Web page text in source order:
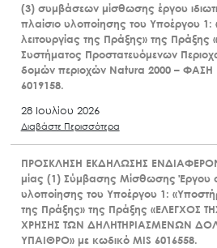
(3) συμβάσεων μίσθωσης έργου
πλαίσιο υλοποίησης του Υποέργου 1:
λειτουργίας της Πράξης» της
Συστήματος Προστατευόμενων
δομών περιοχών Natura 2000 – ΦΑΣΗ
6019158.
28 Ιουλίου 2026
Διαβάστε Περισσότερα
ΠΡΟΣΚΛΗΣΗ ΕΚΔΗΛΩΣΗΣ
μίας (1) Σύμβασης Μίσθωσης Έργου
υλοποίησης του Υποέργου 1:
της Πράξης» της Πράξης «ΕΛΕΓΧΟΣ
ΧΡΗΣΗΣ ΤΩΝ ΔΗΛΗΤΗΡΙΑΣΜΕΝΩΝ
ΥΠΑΙΘΡΟ» με κωδικό MIS 6016558.